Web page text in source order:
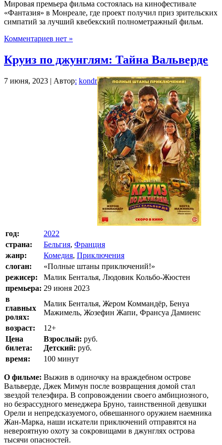
Мировая премьера фильма состоялась на кинофестивале
«Фантазия» в Монреале, где проект получил приз зрительских
симпатий за лучший квебекский полнометражный фильм.
Комментариев нет »
Круиз по джунглям: Тайна Вальверде
7 июня, 2023 | Автор: kondr
год:
2022
страна:
Бельгия, Франция
жанр:
Комедия, Приключения
слоган:
«Полные штаны приключений!»
режисер:
Малик Бенталья, Людовик Кольбо-Жюстен
премьера: 29 июня 2023
в
главных
ролях:
Малик Бенталья, Жером Коммандёр, Бенуа
Мажимель, Жозефин Жапи, Франсуа Дамиенс
возраст:
12+
Цена
билета:
Взрослый: руб.
Детский: руб.
время:
100 минут
О фильме: Выжив в одиночку на враждебном острове
Вальверде, Джек Мимун после возвращения домой стал
звездой телеэфира. В сопровождении своего амбициозного,
но безрассудного менеджера Бруно, таинственной девушки
Орели и непредсказуемого, обвешанного оружием наемника
Жан-Марка, наши искатели приключений отправятся на
невероятную охоту за сокровищами в джунглях острова
тысячи опасностей.